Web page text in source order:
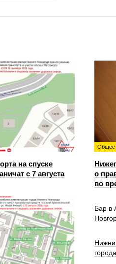
на спуске
с 7 августа
о
во
Бар в